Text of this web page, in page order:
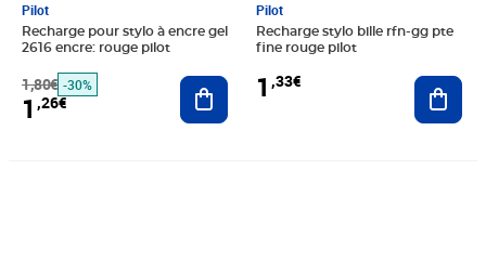
Pilot
Recharge pour stylo à encre gel
2616 encre: rouge pilot
1,80€ -30%
1 ,26€
Ajouter au panier
Pilot
Recharge stylo bille rfn-gg pte
fine rouge pilot
1 ,33€